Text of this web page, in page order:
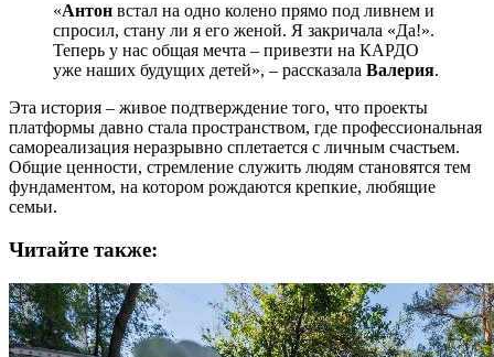
«Антон встал на одно колено прямо под ливнем и
спросил, стану ли я его женой. Я закричала «Да!».
Теперь у нас общая мечта – привезти на КАРДО
уже наших будущих детей», – рассказала Валерия.
Эта история – живое подтверждение того, что проекты
платформы давно стала пространством, где профессиональная
самореализация неразрывно сплетается с личным счастьем.
Общие ценности, стремление служить людям становятся тем
фундаментом, на котором рождаются крепкие, любящие
семьи.
Читайте также: